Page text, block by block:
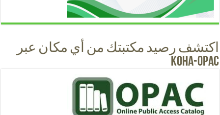
اكتشف رصيد مكتبتك من أي مكان عبر
KOHA-OPAC